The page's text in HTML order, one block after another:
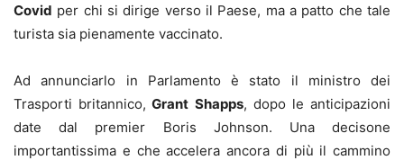
Covid per chi si dirige verso il Paese, ma a patto che tale
turista sia pienamente vaccinato.
Ad annunciarlo in Parlamento è stato il ministro dei
Trasporti britannico, Grant Shapps, dopo le anticipazioni
date dal premier Boris Johnson. Una decisone
importantissima e che accelera ancora di più il cammino